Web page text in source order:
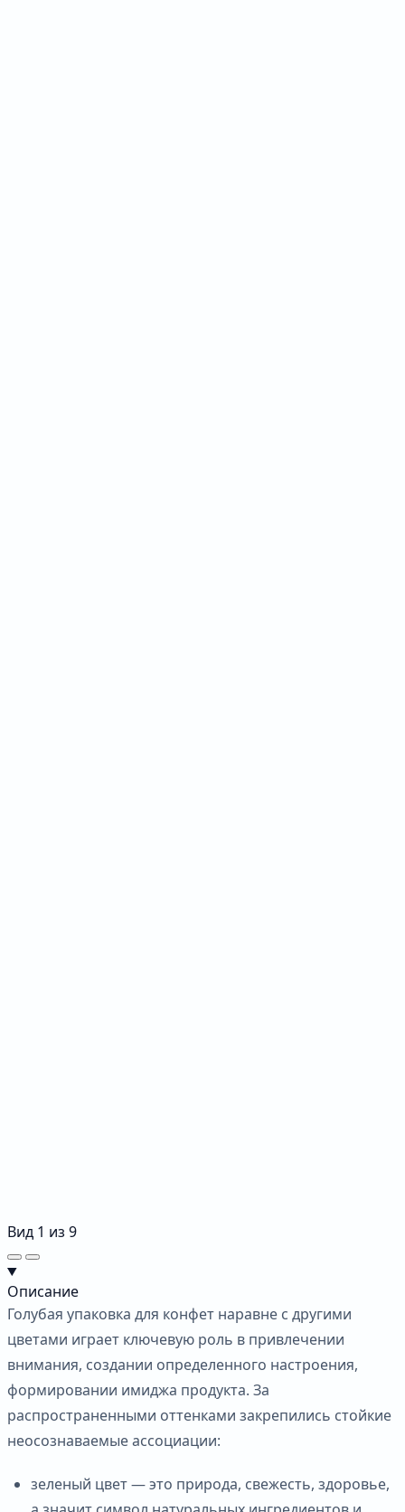
Вид 1 из 9
Описание
Голубая упаковка для конфет наравне с другими
цветами играет ключевую роль в привлечении
внимания, создании определенного настроения,
формировании имиджа продукта. За
распространенными оттенками закрепились стойкие
неосознаваемые ассоциации:
зеленый цвет — это природа, свежесть, здоровье,